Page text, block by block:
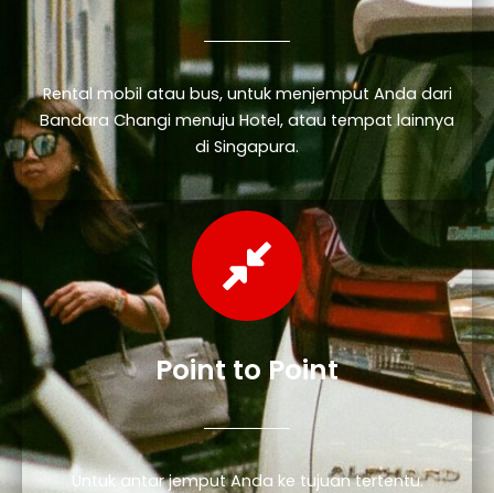
Rental mobil atau bus, untuk menjemput Anda dari
Bandara Changi menuju Hotel, atau tempat lainnya
di Singapura.
Point to Point
Untuk antar jemput Anda ke tujuan tertentu.